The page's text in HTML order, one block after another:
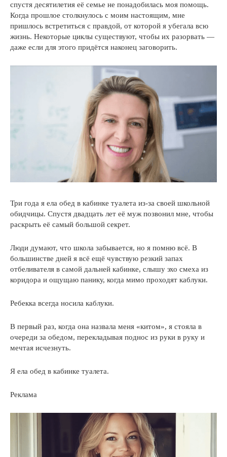
спустя десятилетия её семье не понадобилась моя помощь.
Когда прошлое столкнулось с моим настоящим, мне
пришлось встретиться с правдой, от которой я убегала всю
жизнь. Некоторые циклы существуют, чтобы их разорвать —
даже если для этого придётся наконец заговорить.
Три года я ела обед в кабинке туалета из-за своей школьной
обидчицы. Спустя двадцать лет её муж позвонил мне, чтобы
раскрыть её самый большой секрет.
Люди думают, что школа забывается, но я помню всё. В
большинстве дней я всё ещё чувствую резкий запах
отбеливателя в самой дальней кабинке, слышу эхо смеха из
коридора и ощущаю панику, когда мимо проходят каблуки.
Ребекка всегда носила каблуки.
В первый раз, когда она назвала меня «китом», я стояла в
очереди за обедом, перекладывая поднос из руки в руку и
мечтая исчезнуть.
Я ела обед в кабинке туалета.
Реклама